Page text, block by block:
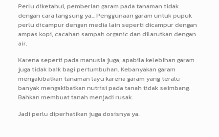
Perlu diketahui, pemberian garam pada tanaman tidak
dengan cara langsung ya… Penggunaan garam untuk pupuk
perlu dicampur dengan media lain seperti dicampur dengan
ampas kopi, cacahan sampah organic dan dilarutkan dengan
air.
Karena seperti pada manusia juga, apabila kelebihan garam
juga tidak baik bagi pertumbuhan. Kebanyakan garam
mengakibatkan tanaman layu karena garam yang teralu
banyak mengakibatkan nutrisi pada tanah tidak seimbang.
Bahkan membuat tanah menjadi rusak.
Jadi perlu diperhatikan juga dosisnya ya.